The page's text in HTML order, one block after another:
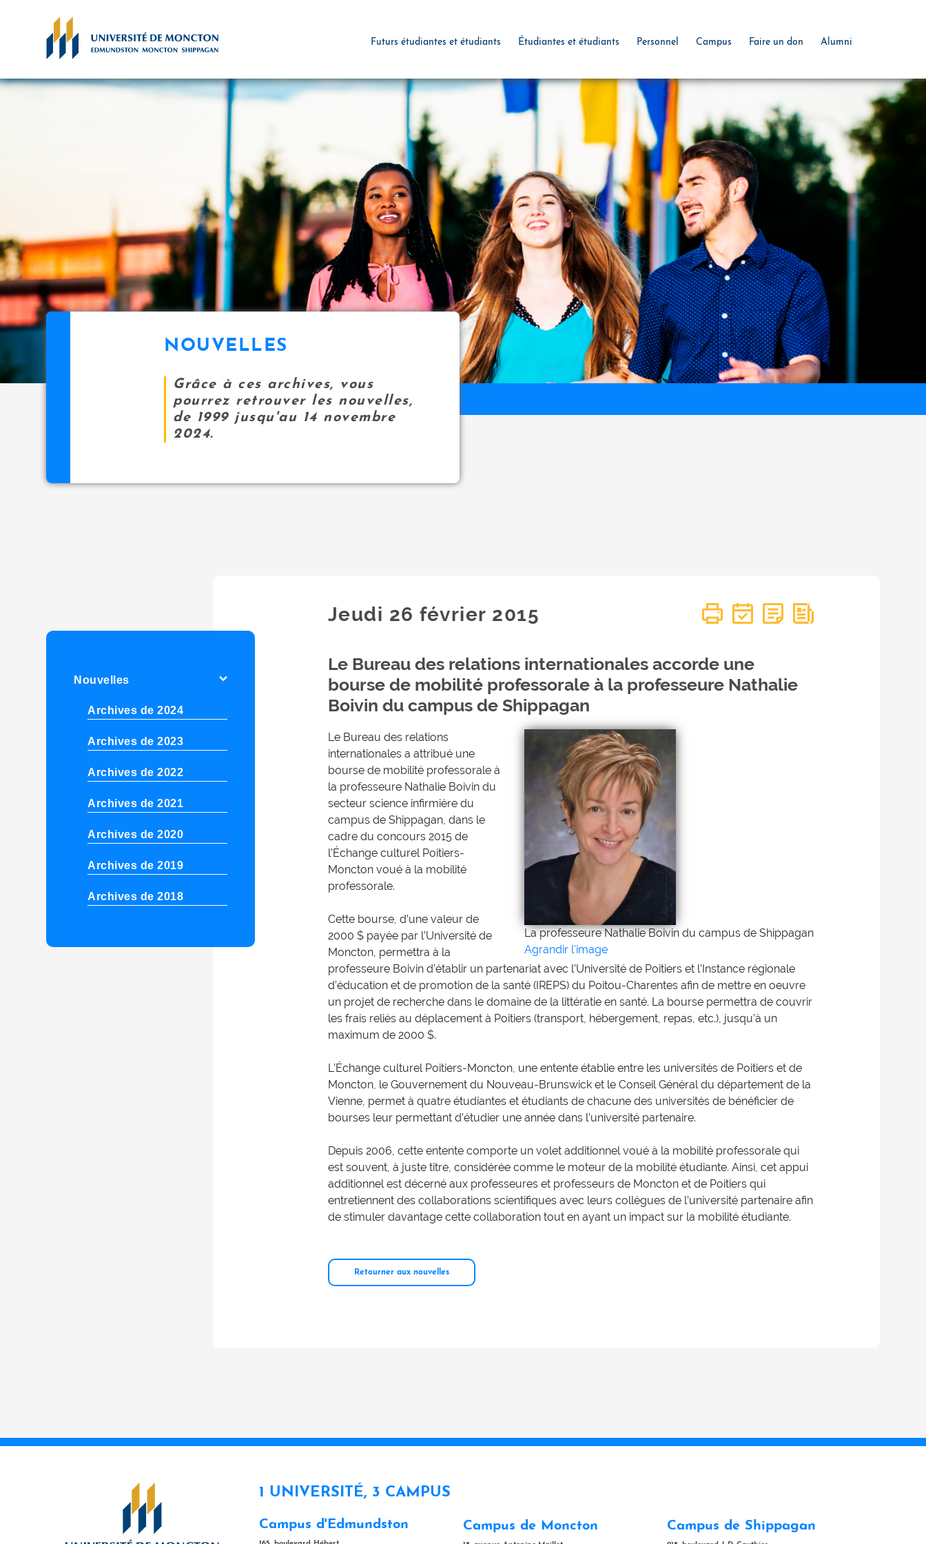
Futurs étudiantes et étudiants Étudiantes et étudiants Personnel Campus Faire un don Alumni
NOUVELLES
Grâce à ces archives, vous
pourrez retrouver les nouvelles,
de 1999 jusqu'au 14 novembre
2024.
Nouvelles
Archives de 2024
Archives de 2023
Archives de 2022
Archives de 2021
Archives de 2020
Archives de 2019
Archives de 2018
Jeudi 26février 2015
Le Bureau des relations internationales accorde une
bourse de mobilité professorale à la professeure Nathalie
Boivin du campus de Shippagan
La professeure Nathalie Boivin du campus de Shippagan
Agrandir l'image
Le Bureau des relations
internationales a attribué une
bourse de mobilité professorale à
la professeure Nathalie Boivin du
secteur science infirmière du
campus de Shippagan, dans le
cadre du concours 2015 de
l’Échange culturel Poitiers-
Moncton voué à la mobilité
professorale.
Cette bourse, d’une valeur de
2000 $ payée par l’Université de
Moncton, permettra à la
professeure Boivin d’établir un partenariat avec l’Université de Poitiers et l’Instance régionale
d’éducation et de promotion de la santé (IREPS) du Poitou-Charentes afin de mettre en oeuvre
un projet de recherche dans le domaine de la littératie en santé. La bourse permettra de couvrir
les frais reliés au déplacement à Poitiers (transport, hébergement, repas, etc.), jusqu’à un
maximum de 2000 $.
L’Échange culturel Poitiers-Moncton, une entente établie entre les universités de Poitiers et de
Moncton, le Gouvernement du Nouveau-Brunswick et le Conseil Général du département de la
Vienne, permet à quatre étudiantes et étudiants de chacune des universités de bénéficier de
bourses leur permettant d’étudier une année dans l’université partenaire.
Depuis 2006, cette entente comporte un volet additionnel voué à la mobilité professorale qui
est souvent, à juste titre, considérée comme le moteur de la mobilité étudiante. Ainsi, cet appui
additionnel est décerné aux professeures et professeurs de Moncton et de Poitiers qui
entretiennent des collaborations scientifiques avec leurs collègues de l’université partenaire afin
de stimuler davantage cette collaboration tout en ayant un impact sur la mobilité étudiante.
Retourner aux nouvelles
1 UNIVERSITÉ, 3 CAMPUS
Campus d'Edmundston Campus de Moncton Campus de Shippagan